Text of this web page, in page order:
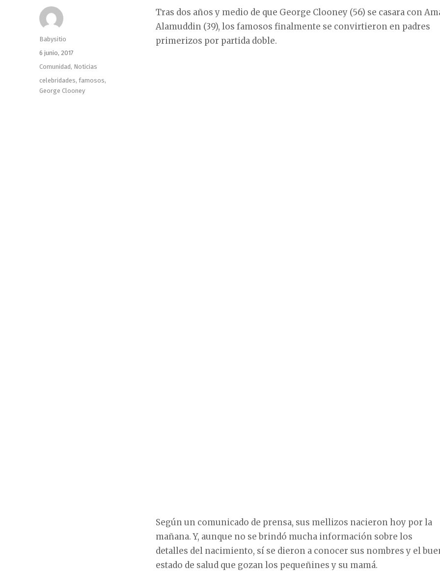
Tras dos años y medio de que George Clooney (56) se casara con
Alamuddin (39), los famosos finalmente se convirtieron en padres
primerizos por partida doble.
Según un comunicado de prensa, sus mellizos nacieron hoy por la
mañana. Y, aunque no se brindó mucha información sobre los
detalles del nacimiento, sí se dieron a conocer sus nombres y el
estado de salud que gozan los pequeñines y su mamá.
Autor
Babysitio
Publicado
6 junio, 2017
Categorías
Comunidad, Noticias
Etiquetas
celebridades,famosos,
George Clooney